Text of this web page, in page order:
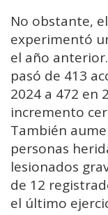
No obstante,
experimentó
el año
pasó de 413
2024 a 472 en
incremento
También
personas
lesionados
de 12
el último